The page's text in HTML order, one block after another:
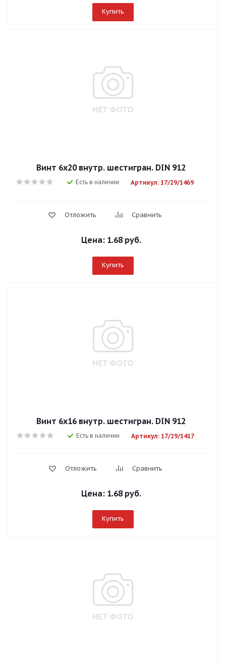
Купить
Винт 6х20 внутр. шестигран. DIN 912
Есть в наличии Артикул: 17/29/1469
Отложить Сравнить
Цена: 1.68 руб.
Купить
Винт 6х16 внутр. шестигран. DIN 912
Есть в наличии Артикул: 17/29/1417
Отложить Сравнить
Цена: 1.68 руб.
Купить